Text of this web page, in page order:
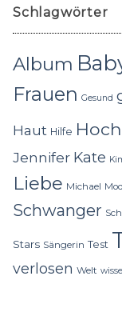
Schlagwörter
Album
Frauen Gesund
Haut Hilfe
Jennifer Kate
Liebe Michael
Schwanger
Stars Sängerin Test
verlosen Welt